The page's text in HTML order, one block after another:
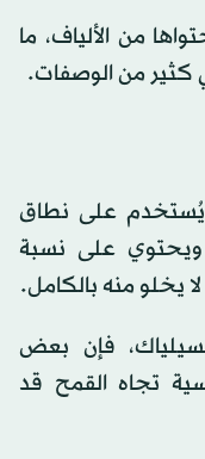
من الألياف، ما
كثير من الوصفات.
على نطاق
ويحتوي على نسبة
يخلو منه بالكامل.
فإن بعض
تجاه القمح قد